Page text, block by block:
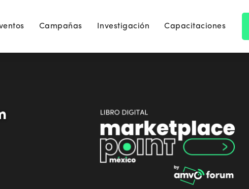
Campañas Investigación Capacitaciones